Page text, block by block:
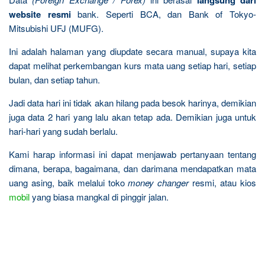
website resmibank. Seperti BCA, dan Bank of Tokyo-
Mitsubishi UFJ (MUFG).
Ini adalah halaman yang diupdate secara manual, supaya kita
dapat melihat perkembangan kurs mata uang setiap hari, setiap
bulan, dan setiap tahun.
Jadi data hari ini tidak akan hilang pada besok harinya, demikian
juga data 2 hari yang lalu akan tetap ada. Demikian juga untuk
hari-hari yang sudah berlalu.
Kami harap informasi ini dapat menjawab pertanyaan tentang
dimana, berapa, bagaimana, dan darimana mendapatkan mata
uang asing, baik melalui tokomoney changerresmi, atau kios
mobilyang biasa mangkal di pinggir jalan.